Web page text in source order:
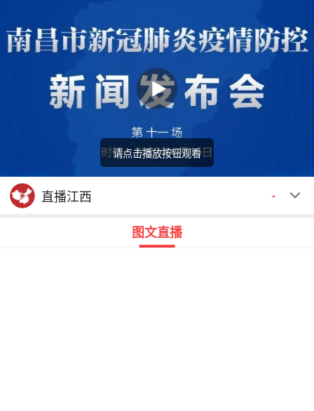
请点击播放按钮观看
回顾 00:00
直播江西 -
图文直播